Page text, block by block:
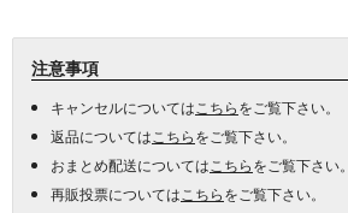
注意事項
キャンセルについては こちらをご覧下さい。
返品については こちらをご覧下さい。
おまとめ配送については こちらをご覧下さい。
再販投票については こちらをご覧下さい。